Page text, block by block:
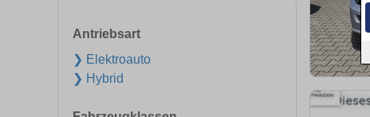
Antriebsart
❯ Elektroauto
❯ Hybrid